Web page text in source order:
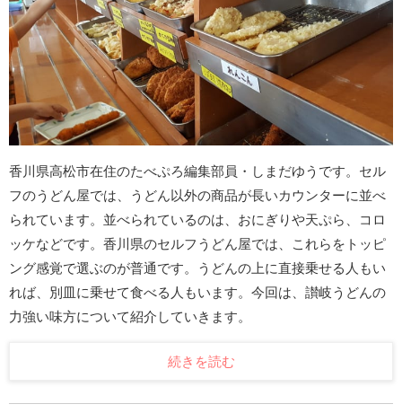
香川県高松市在住のたべぷろ編集部員・しまだゆうです。セル
フのうどん屋では、うどん以外の商品が長いカウンターに並べ
られています。並べられているのは、おにぎりや天ぷら、コロ
ッケなどです。香川県のセルフうどん屋では、これらをトッピ
ング感覚で選ぶのが普通です。うどんの上に直接乗せる人もい
れば、別皿に乗せて食べる人もいます。今回は、讃岐うどんの
力強い味方について紹介していきます。
続きを読む